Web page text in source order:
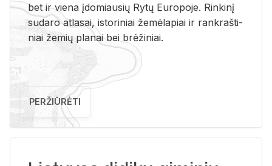
bet ir vie­na įdo­miau­sių Rytų Eu­ro­po­je. Rin­ki­nį
su­da­ro at­la­sai, is­to­ri­niai že­mė­la­piai ir rank­raš­ti­
niai že­mių pla­nai bei brė­ži­niai.
PERŽIŪRĖTI